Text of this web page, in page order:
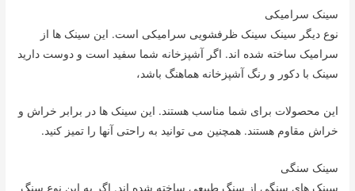
سینک سرامیکی
نوع دیگر سینک سینک ظرفشویی سرامیکی است. این سینک ها از
سرامیک ساخته شده اند. اگر آشپزخانه شما سفید است و دوست دارید
سینک با دکور و رنگ آشپزخانه هماهنگ باشد،
این محصولات برای شما مناسب هستند. این سینک ها در برابر خراش و
خراش مقاوم هستند. همچنین می توانید به راحتی آنها را تمیز کنید.
سینک سنگی
سینک های سنگی از سنگ طبیعی ساخته شده اند. اگر به این نوع سنگ